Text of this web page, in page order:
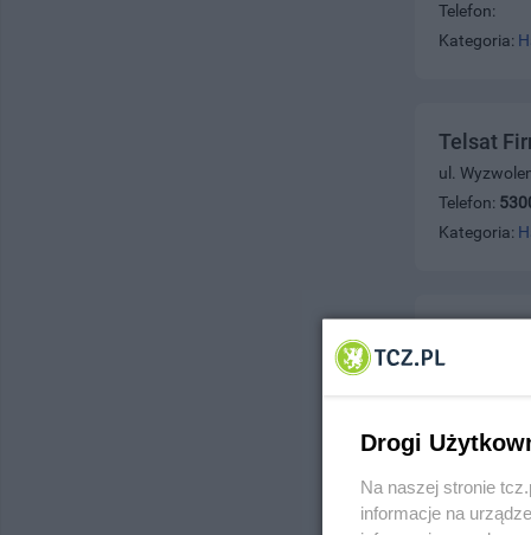
Telefon:
Kategoria:
Telsat
ul.
Telefon:
Kategoria:
ul.
Drogi
Na naszej stronie
informacje na